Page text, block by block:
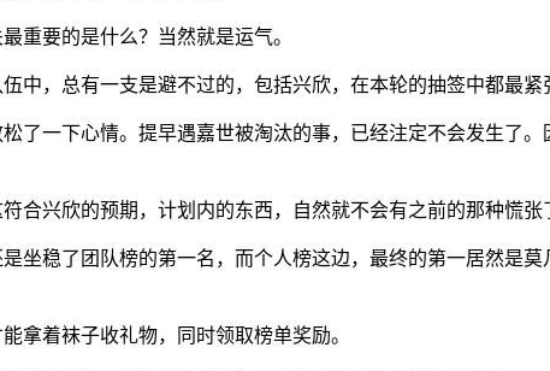
重要的是什么？当然就是运气。
中，总有一支是避不过的，包括兴欣，在本轮的抽签中都最
了一下心情。提早遇嘉世被淘汰的事，已经注定不会发生了
合兴欣的预期，计划内的东西，自然就不会有之前的那种慌张
坐稳了团队榜的第一名，而个人榜这边，最终的第一居然是
拿着袜子收礼物，同时领取榜单奖励。